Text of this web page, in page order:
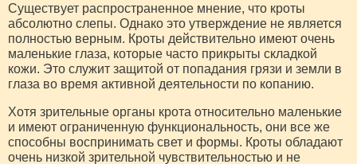
Существует распространенное мнение, что кроты
абсолютно слепы. Однако это утверждение не является
полностью верным. Кроты действительно имеют очень
маленькие глаза, которые часто прикрыты складкой
кожи. Это служит защитой от попадания грязи и земли в
глаза во время активной деятельности по копанию.
Хотя зрительные органы крота относительно маленькие
и имеют ограниченную функциональность, они все же
способны воспринимать свет и формы. Кроты обладают
очень низкой зрительной чувствительностью и не